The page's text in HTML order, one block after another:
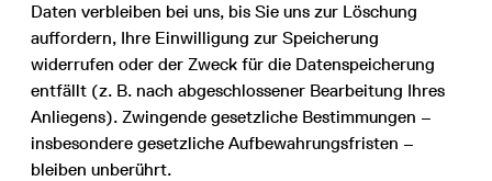
Daten verbleiben bei uns, bis Sie uns zur Löschung
auffordern, Ihre Einwilligung zur Speicherung
widerrufen oder der Zweck für die Datenspeicherung
entfällt (z. B. nach abgeschlossener Bearbeitung Ihres
Anliegens). Zwingende gesetzliche Bestimmungen –
insbesondere gesetzliche Aufbewahrungsfristen –
bleiben unberührt.